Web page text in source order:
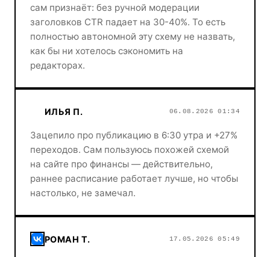
сам признаёт: без ручной модерации
заголовков CTR падает на 30-40%. То есть
полностью автономной эту схему не назвать,
как бы ни хотелось сэкономить на
редакторах.
ИЛЬЯ П. 06.08.2026 01:34
Зацепило про публикацию в 6:30 утра и +27%
переходов. Сам пользуюсь похожей схемой
на сайте про финансы — действительно,
раннее расписание работает лучше, но чтобы
настолько, не замечал.
РОМАН Т. 17.05.2026 05:49